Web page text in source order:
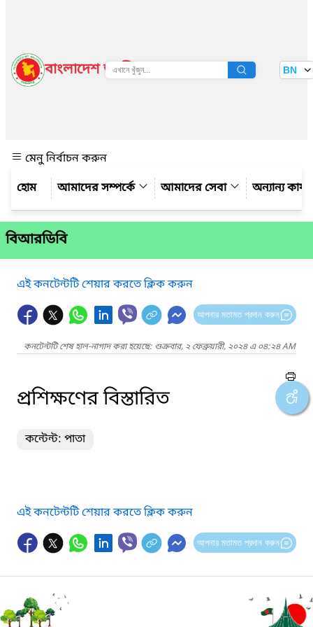
বাংলাদেশ জাতীয় তথ্য বাতায়ন BN
মেনু নির্বাচন করুন
আমাদের সম্পর্কে
আমাদের সেবা অন্যান্য
বিআরডিবি
এই কনটেন্টটি শেয়ার করতে ক্লিক করুন
আপনার মতামত প্রদান করুন
কনটেন্টটি শেষ হাল-নাগাদ করা হয়েছে: শুক্রবার, ২ ফেব্রুয়ারী, ২০২৪ এ ০৪:২৪ AM
প্রশিক্ষণের বিস্তারিত
কন্টেন্ট: পাতা
এই কনটেন্টটি শেয়ার করতে ক্লিক করুন
আপনার মতামত প্রদান করুন